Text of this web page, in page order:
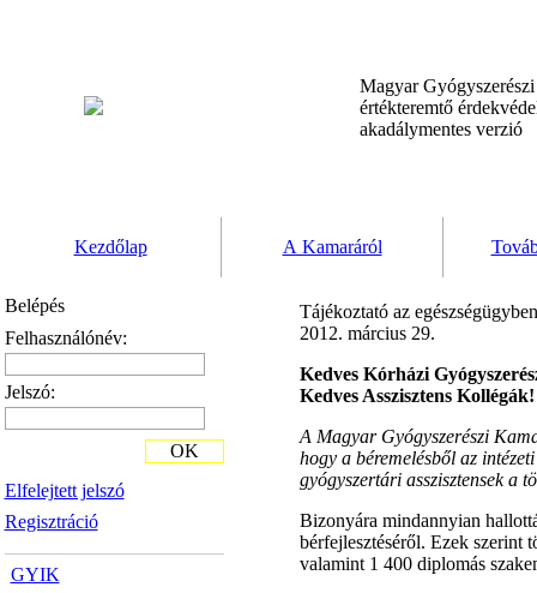
Magyar
értékteremtő
akadálymentes verzió
Kezdőlap A Kamaráról
Belépés
Felhasználónév:
Jelszó:
Elfelejtett jelszó
Regisztráció
OK
GYIK
Tájékoztató az
2012. március 29.
Kedves Kórházi
Kedves Asszisztens Kollégák!
A Magyar Gyógyszerészi
hogy a béremelésből az
gyógyszertári asszisztensek a
Bizonyára mindannyian
bérfejlesztéséről. Ezek szerint
valamint 1 400 diplomás